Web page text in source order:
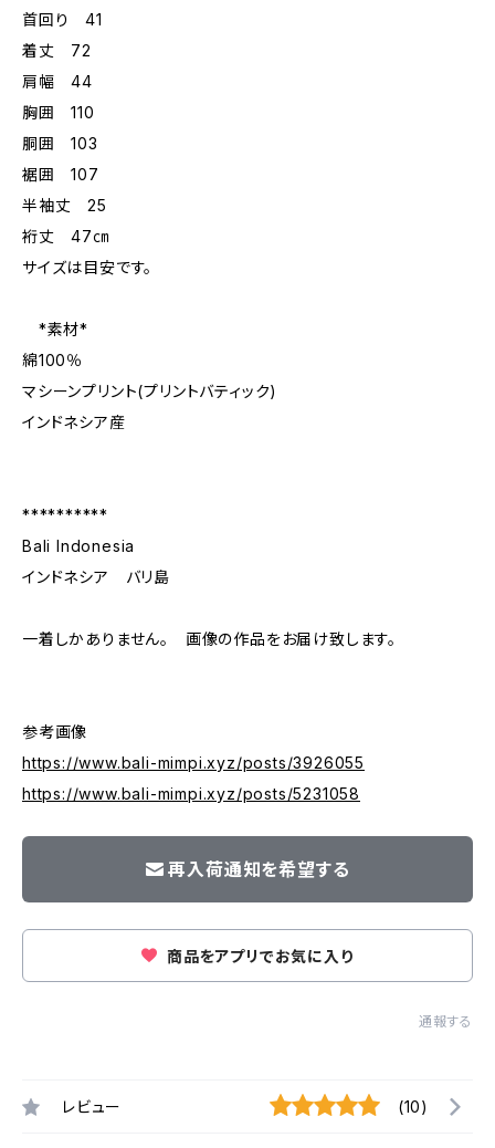
首回り 41
着丈 72
肩幅 44
胸囲 110
胴囲 103
裾囲 107
半袖丈 25
裄丈 47㎝
サイズは目安です。
*素材*
綿100％
マシーンプリント(プリントバティック)
インドネシア産
**********
Bali Indonesia
インドネシア バリ島
一着しかありません。 画像の作品をお届け致します。
参考画像
https://www.bali-mimpi.xyz/posts/3926055
https://www.bali-mimpi.xyz/posts/5231058
再入荷通知を希望する
商品をアプリでお気に入り
通報する
レビュー (10)